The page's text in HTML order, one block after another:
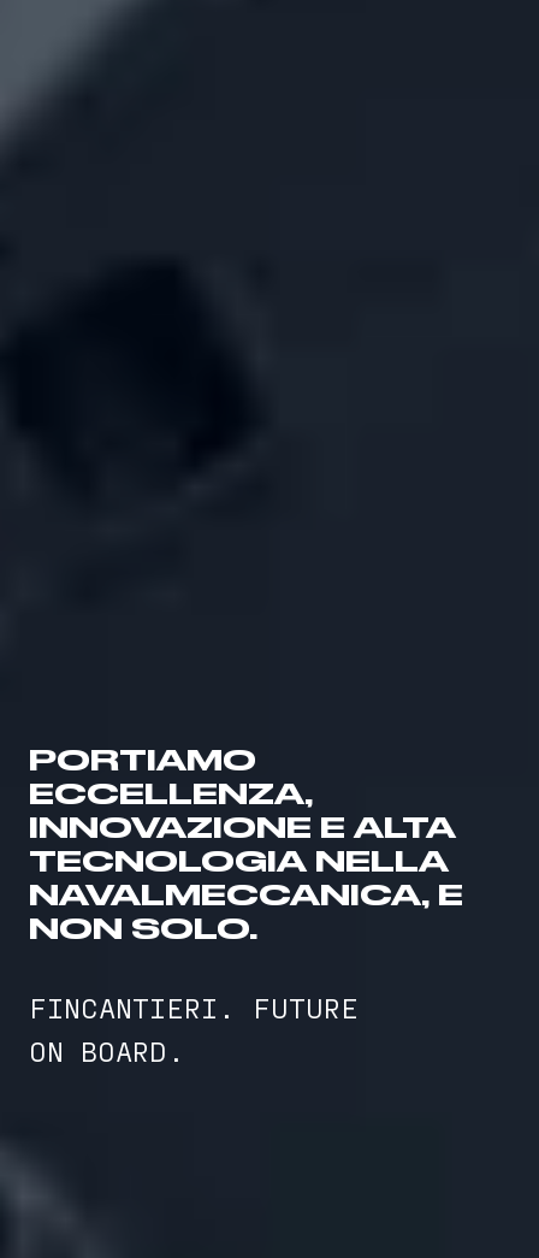
PORTIAMO
ECCELLENZA,
INNOVAZIONE E ALTA
TECNOLOGIA NELLA
NAVALMECCANICA, E
NON SOLO.
FINCANTIERI. FUTURE
ON BOARD.